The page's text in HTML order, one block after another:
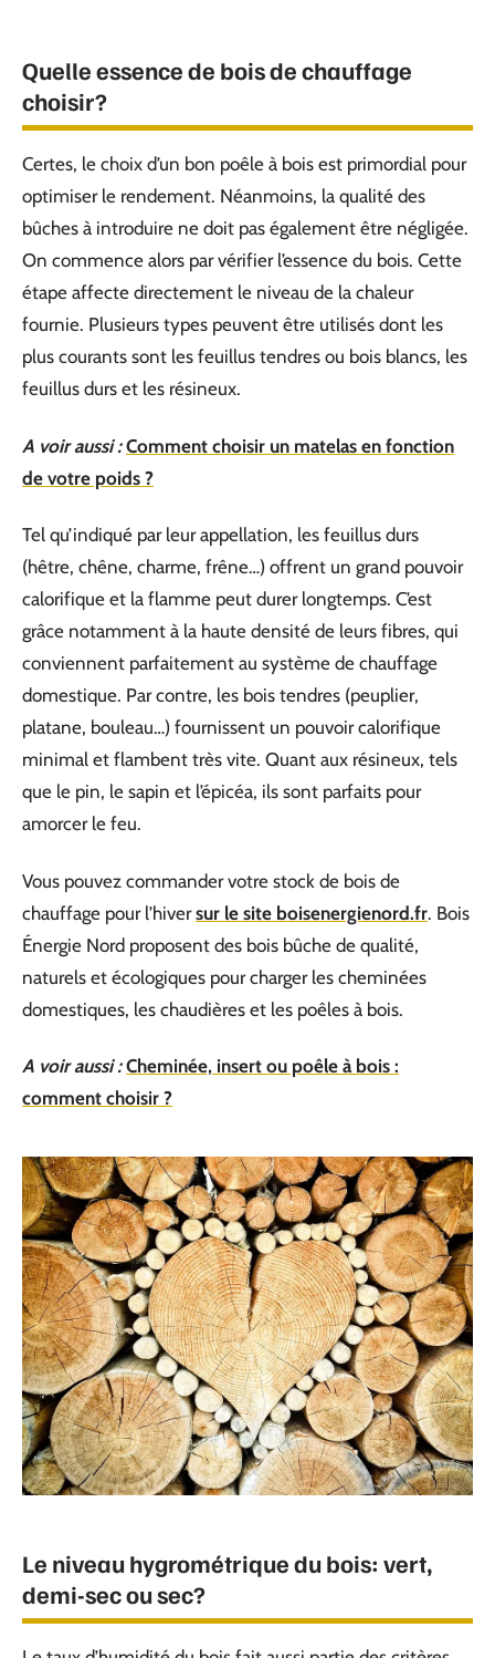
Quelle essence de bois de chauffage
choisir?
Certes, le choix d’un bon poêle à bois est primordial pour
optimiser le rendement. Néanmoins, la qualité des
bûches à introduire ne doit pas également être négligée.
On commence alors par vérifier l’essence du bois. Cette
étape affecte directement le niveau de la chaleur
fournie. Plusieurs types peuvent être utilisés dont les
plus courants sont les feuillus tendres ou bois blancs, les
feuillus durs et les résineux.
A voir aussi : Comment choisir un matelas en fonction
de votre poids ?
Tel qu’indiqué par leur appellation, les feuillus durs
(hêtre, chêne, charme, frêne…) offrent un grand pouvoir
calorifique et la flamme peut durer longtemps. C’est
grâce notamment à la haute densité de leurs fibres, qui
conviennent parfaitement au système de chauffage
domestique. Par contre, les bois tendres (peuplier,
platane, bouleau…) fournissent un pouvoir calorifique
minimal et flambent très vite. Quant aux résineux, tels
que le pin, le sapin et l’épicéa, ils sont parfaits pour
amorcer le feu.
Vous pouvez commander votre stock de bois de
chauffage pour l’hiversur le site boisenergienord.fr. Bois
Énergie Nord proposent des bois bûche de qualité,
naturels et écologiques pour charger les cheminées
domestiques, les chaudières et les poêles à bois.
A voir aussi : Cheminée, insert ou poêle à bois :
comment choisir ?
Le niveau hygrométrique du bois: vert,
demi-sec ou sec?